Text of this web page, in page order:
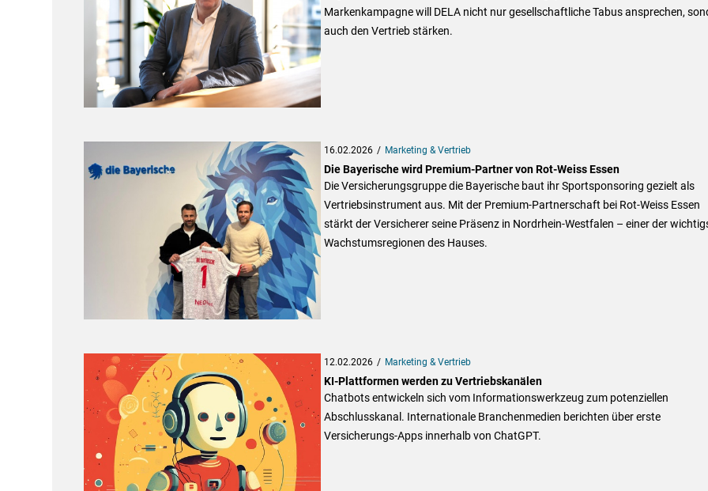
Markenkampagne will DELA nicht nur gesellschaftliche Tabus ansprechen,
auch den Vertrieb stärken.
16.02.2026 Marketing & Vertrieb
Die Bayerische wird Premium-Partner von Rot-Weiss Essen
Die Versicherungsgruppe die Bayerische baut ihr Sportsponsoring gezielt als
Vertriebsinstrument aus. Mit der Premium-Partnerschaft bei Rot-Weiss Essen
stärkt der Versicherer seine Präsenz in Nordrhein-Westfalen – einer der
Wachstumsregionen des Hauses.
12.02.2026 Marketing & Vertrieb
KI-Plattformen werden zu Vertriebskanälen
Chatbots entwickeln sich vom Informationswerkzeug zum potenziellen
Abschlusskanal. Internationale Branchenmedien berichten über erste
Versicherungs-Apps innerhalb von ChatGPT.